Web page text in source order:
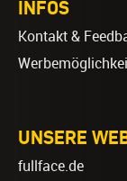
INFOS
Kontakt &
UNSERE
fullface.de